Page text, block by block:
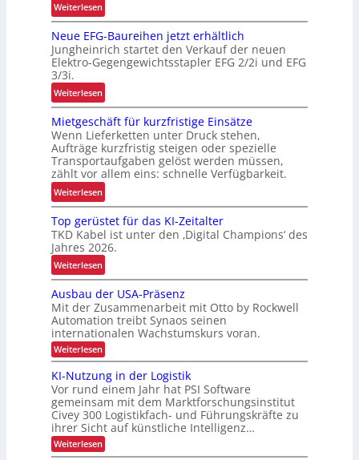
Weiterlesen:
A
r
b
e
i
t
s
i
c
h
r
h
e
i
t
d
u
r
c
h
L
E
D
-
P
r
o
Neue EFG-Baureihen jetzt erhältlich
Jungheinrich startet den Verkauf der neuen
Elektro-Gegengewichtsstapler EFG 2/2i und EFG
3/3i.
Weiterlesen:
N
e
u
e
E
F
G
B
a
u
r
e
i
h
e
n
j
e
t
t
e
r
Mietgeschäft für kurzfristige Einsätze
Wenn Lieferketten unter Druck stehen,
Aufträge kurzfristig steigen oder spezielle
Transportaufgaben gelöst werden müssen,
zählt vor allem eins: schnelle Verfügbarkeit.
Weiterlesen:
M
i
e
t
g
e
s
c
h
ä
f
t
f
ü
k
u
Top gerüstet für das KI-Zeitalter
TKD Kabel ist unter den ‚Digital Champions‘ des
Jahres 2026.
Weiterlesen:
T
o
p
g
e
r
ü
s
t
e
t
f
Ausbau der USA-Präsenz
Mit der Zusammenarbeit mit Otto by Rockwell
Automation treibt Synaos seinen
internationalen Wachstumskurs voran.
Weiterlesen:
A
s
b
a
u
d
e
r
KI-Nutzung in der Logistik
Vor rund einem Jahr hat PSI Software
gemeinsam mit dem Marktforschungsinstitut
Civey 300 Logistikfach- und Führungskräfte zu
ihrer Sicht auf künstliche Intelligenz…
Weiterlesen:
K